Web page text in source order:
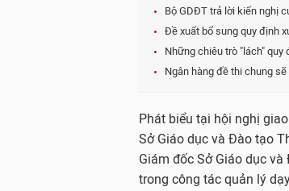
Bộ GDĐT trả lời kiến nghị
Đề xuất bổ sung quy định
Những chiêu trò "lách"
Ngân hàng đề thi chung
Phát biểu tại hội nghị
Sở Giáo dục và Đào tạo
Giám đốc Sở Giáo dục
trong công tác quản lý